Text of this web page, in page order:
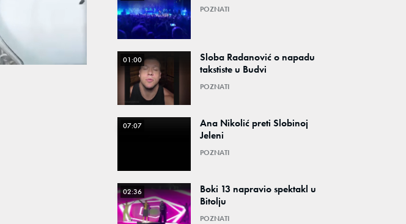
POZNATI
01:00
Sloba Radanović o napadu
takstiste u Budvi
POZNATI
07:07
Ana Nikolić preti Slobinoj
Jeleni
POZNATI
02:36
Boki 13 napravio spektakl u
Bitolju
POZNATI